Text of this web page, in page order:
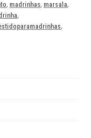
, madrinhas, marsala,
,
,